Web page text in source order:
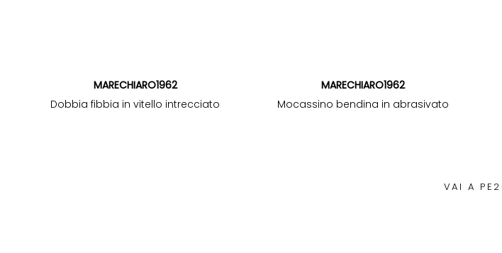
MARECHIARO1962
Dobbia fibbia in vitello intrecciato
MARECHIARO1962
Mocassino bendina in abrasivato
VAI A